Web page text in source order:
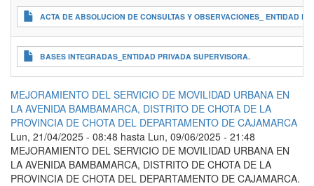
ACTA DE ABSOLUCION DE CONSULTAS Y OBSERVACIONES_ ENTIDAD
BASES INTEGRADAS_ENTIDAD PRIVADA SUPERVISORA.
MEJORAMIENTO DEL SERVICIO DE MOVILIDAD URBANA EN
LA AVENIDA BAMBAMARCA, DISTRITO DE CHOTA DE LA
PROVINCIA DE CHOTA DEL DEPARTAMENTO DE CAJAMARCA
Lun, 21/04/2025 - 08:48 hasta Lun, 09/06/2025 - 21:48
MEJORAMIENTO DEL SERVICIO DE MOVILIDAD URBANA EN
LA AVENIDA BAMBAMARCA, DISTRITO DE CHOTA DE LA
PROVINCIA DE CHOTA DEL DEPARTAMENTO DE CAJAMARCA.